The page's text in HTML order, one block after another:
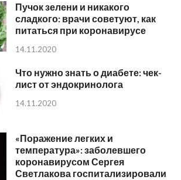
Пучок зелени и никакого
сладкого: врачи советуют, как
питаться при коронавирусе
14.11.2020
Что нужно знать о диабете: чек-
лист от эндокринолога
14.11.2020
«Поражение легких и
температура»: заболевшего
коронавирусом Сергея
Светлакова госпитализировали